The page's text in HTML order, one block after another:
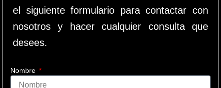
el siguiente formulario para contactar con
nosotros y hacer cualquier consulta que
desees.
Nombre